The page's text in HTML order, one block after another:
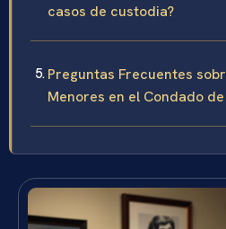
casos de custodia?
Preguntas Frecuentes
Menores en el Condado